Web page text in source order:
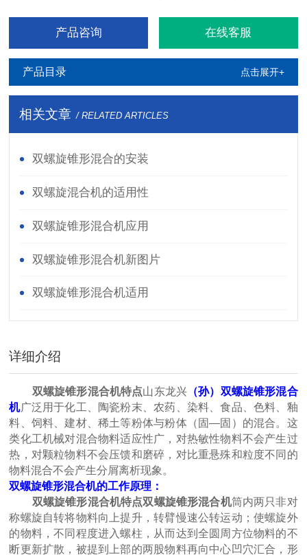
产品咨询 在线客服
产品目录 点击展开+
相关文章 / RELATED ARTICLES
双螺旋锥形混合的安装
双螺旋混合机的适用性
双螺旋锥形混合机应用
双螺旋锥形混合机新图片
双螺旋锥形混合机适用
详细介绍
双螺旋锥形混合机特点山东龙兴 （孙）双螺旋锥形混合
机广泛用于化工、陶瓷粉末、农药、染料、食品、色料、釉
料、饲料、建材、稀土等粉体与粉体（固—固）的混合。这
类化工机械对混合物料适应性广，对热敏性物料不会产生过
热，对颗粒物料不会压馈和磨碎，对比重悬殊和粒度不同的
物料混合不会产生分屑离析现象。
双螺旋锥形混合机的工作原理：
双螺旋锥形混合机特点双螺旋锥形混合机筒内两只非对
称螺旋自转将物料向上提升，转臂慢速公转运动；使螺旋外
的物料，不同程度进入螺柱，从而达到全圆周方位物料的不
断更新扩散，被提到上部的两股物料再向中心凹穴汇合，形